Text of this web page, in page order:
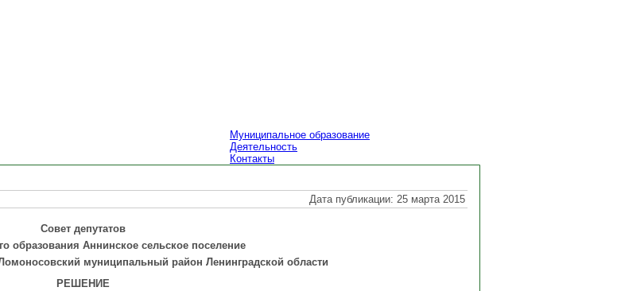
Муниципальное образование
Деятельность
Контакты
Дата публикации: 25 марта 2015
Совет депутатов
образования Аннинское сельское поселение
муниципальный район Ленинградской области
РЕШЕНИЕ